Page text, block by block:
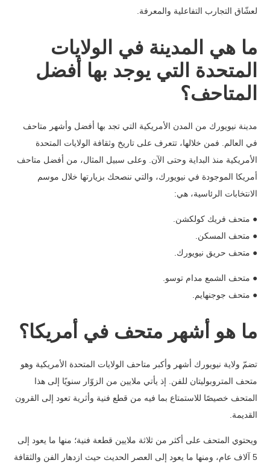
لعشّاق التجارب التفاعلية والمعرفة.
ما هي المدينة في الولايات
المتحدة التي يوجد بها أفضل
المتاحف؟
مدينة نيويورك من المدن الأمريكية التي تجد بها أفضل وأشهر متاحف
في العالم. فمن خلالها، تتعرف على تاريخ وثقافة الولايات المتحدة
الأمريكية منذ البداية وحتى الآن. وعلى سبيل المثال، من أفضل متاحف
أمريكا الموجودة في نيويورك، والتي ننصحك بزيارتها خلال موسم
الانتخابات الرئاسية، هي:
● متحف فريك كولكشن.
● متحف المسكن.
● متحف حريق نيويورك.
● متحف الشمع مدام توسو.
● متحف جوجنهايم.
ما هو أشهر متحف في أمريكا؟
تضمّ ولاية نيويورك أشهر وأكبر متاحف الولايات المتحدة الأمريكية وهو
متحف المتروبوليتان للفن. إذ يأتي ملايين من الزوّار سنويًا إلى هذا
المتحف خصيصًا للاستمتاع بما فيه من قطع فنية وأثرية تعود إلى القرون
القديمة.
ويحتوي المتحف على أكثر من ثلاثة ملايين قطعة فنية؛ منها ما يعود إلى
5 آلاف عام، ومنها ما يعود إلى العصر الحديث حيث ازدهار الفن والثقافة